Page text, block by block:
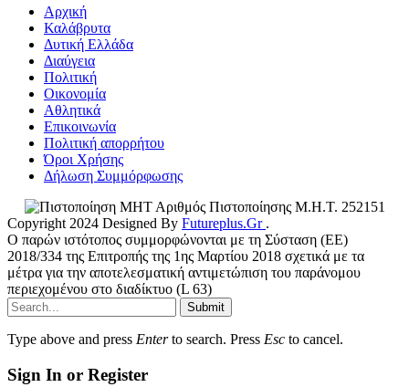
Αρχική
Καλάβρυτα
Δυτική Ελλάδα
Διαύγεια
Πολιτική
Οικονομία
Αθλητικά
Επικοινωνία
Πολιτική απορρήτου
Όροι Χρήσης
Δήλωση Συμμόρφωσης
Αριθμός Πιστοποίησης Μ.Η.Τ. 252151
Copyright 2024 Designed By Futureplus.Gr .
Ο παρών ιστότοπος συμμορφώνονται με τη Σύσταση (ΕΕ)
2018/334 της Επιτροπής της 1ης Μαρτίου 2018 σχετικά με τα
μέτρα για την αποτελεσματική αντιμετώπιση του παράνομου
περιεχομένου στο διαδίκτυο (L 63)
Submit
Type above and press Enterto search. Press Esc to cancel.
Sign In or Register